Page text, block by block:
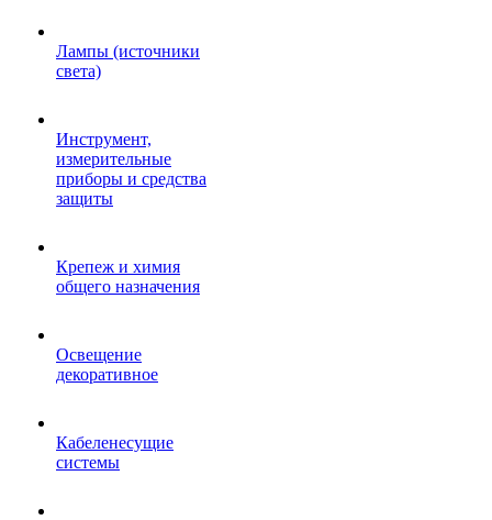
Лампы (источники
света)
Инструмент,
измерительные
приборы и средства
защиты
Крепеж и химия
общего назначения
Освещение
декоративное
Кабеленесущие
системы